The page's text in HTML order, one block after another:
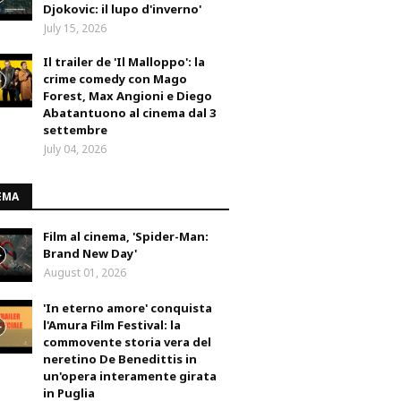
Djokovic: il lupo d'inverno'
July 15, 2026
Il trailer de 'Il Malloppo': la
crime comedy con Mago
Forest, Max Angioni e Diego
Abatantuono al cinema dal 3
settembre
July 04, 2026
Film al cinema, 'Spider-Man:
Brand New Day'
August 01, 2026
'In eterno amore' conquista
l'Amura Film Festival: la
commovente storia vera del
neretino De Benedittis in
un'opera interamente girata
in Puglia